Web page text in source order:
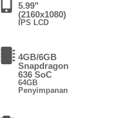
5.99"
(2160x1080)
IPS LCD
4GB/6GB
Snapdragon
636 SoC
64GB
Penyimpanan